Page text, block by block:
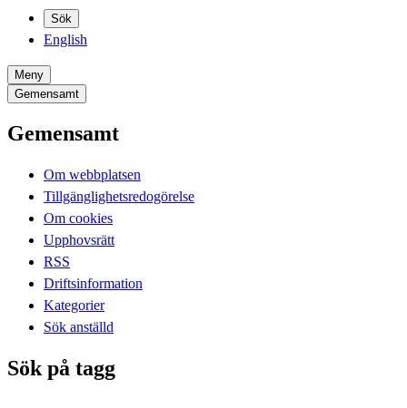
Sök
English
Meny
Gemensamt
Gemensamt
Om webbplatsen
Tillgänglighetsredogörelse
Om cookies
Upphovsrätt
RSS
Driftsinformation
Kategorier
Sök anställd
Sök på tagg